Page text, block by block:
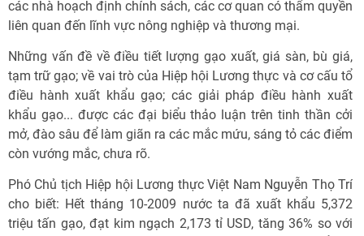
các nhà hoạch định chính sách, các cơ quan có thẩm quyền
liên quan đến lĩnh vực nông nghiệp và thương mại.
Những vấn đề về điều tiết lượng gạo xuất, giá sàn, bù giá,
tạm trữ gạo; về vai trò của Hiệp hội Lương thực và cơ cấu tổ
điều hành xuất khẩu gạo; các giải pháp điều hành xuất
khẩu gạo... được các đại biểu thảo luận trên tinh thần cởi
mở, đào sâu để làm giãn ra các mắc mứu, sáng tỏ các điểm
còn vướng mắc, chưa rõ.
Phó Chủ tịch Hiệp hội Lương thực Việt Nam Nguyễn Thọ Trí
cho biết: Hết tháng 10-2009 nước ta đã xuất khẩu 5,372
triệu tấn gạo, đạt kim ngạch 2,173 tỉ USD, tăng 36% so với